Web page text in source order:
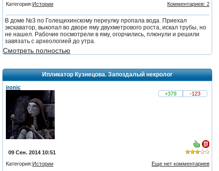
из 5,
Комментариев: 2
Категория:Истории
В доме №3 по Голещихинскому переулку пропала вода. Приехал
экскаватор, выкопал во дворе яму двухметрового роста, искал трубы, но
не нашел. Рабочие посмотрели в яму, огорчились, плюнули и решили
завязать с археологией до утра.
Смотреть полностью
Ипликатор Кузнецова. Запоздалый некролог
ironic
+379
-123
из 5,
09 Сен. 2014 10:51
Еще нет комментариев
Категория:Истории